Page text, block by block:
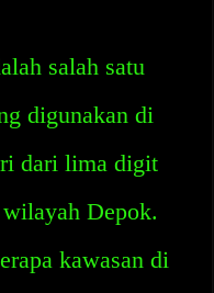
salah satu
digunakan di
dari lima digit
Depok.
kawasan di